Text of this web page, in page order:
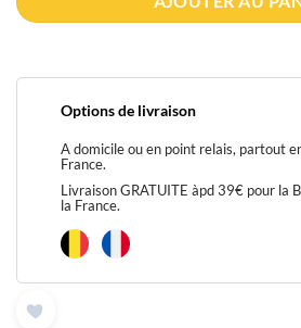
Options de livraison
A domicile ou en point relais, partout
France.
Livraison GRATUITE àpd 39€ pour la
la France.